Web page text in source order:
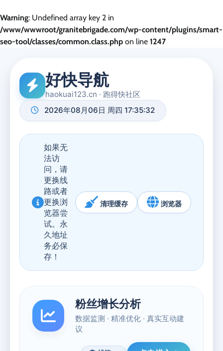
Warning: Undefined array key 2 in
/www/wwwroot/granitebrigade.com/wp-content/plugins/smart-
seo-tool/classes/common.class.php on line 1247